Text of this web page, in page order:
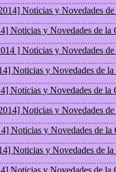
Noticias y Novedades
Noticias y Novedades de la
] Noticias y Novedades
Noticias y Novedades de
Noticias y Novedades de la
Noticias y Novedades
Noticias y Novedades de la
Noticias y Novedades de
Noticias y Novedades de la